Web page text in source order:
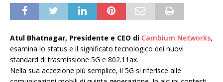
Atul Bhatnagar, Presidente e CEO di Cambium Networks,
esamina lo status e il significato tecnologico dei nuovi
standard di trasmissione 5G e 802.11ax.
Nella sua accezione più semplice, il 5G si riferisce alle